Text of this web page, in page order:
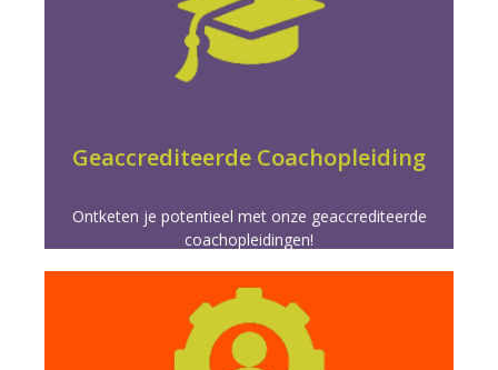
Geaccrediteerde Coachopleiding
Ontketen je potentieel met onze geaccrediteerde
coachopleidingen!
Meer info